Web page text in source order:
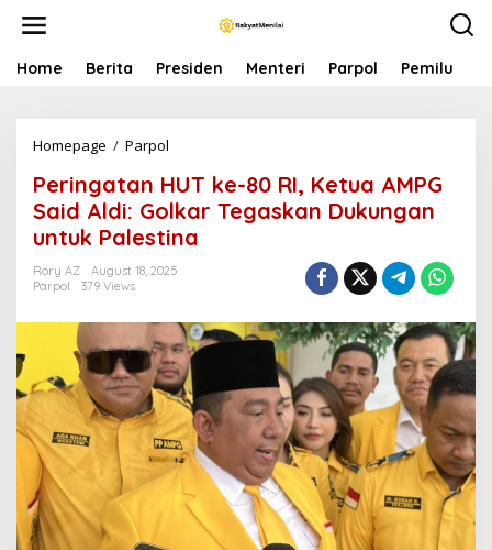
Home Berita Presiden Menteri Parpol Pemilu
Homepage / Parpol
r
i
n
g
a
n
H
U
T
k
e
-
8
0
Peringatan HUT ke-80 RI, Ketua AMPG
Said Aldi: Golkar Tegaskan Dukungan
untuk Palestina
Rory AZ
August 18, 2025
Parpol
379 Views